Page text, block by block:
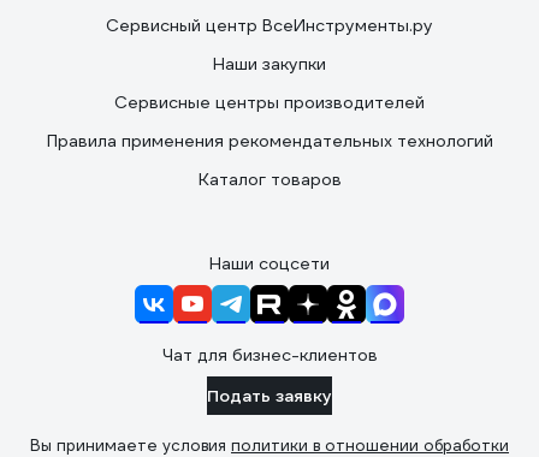
Сервисный центр ВсеИнструменты.ру
Наши закупки
Сервисные центры производителей
Правила применения рекомендательных технологий
Каталог товаров
Наши соцсети
Чат для бизнес-клиентов
Подать заявку
Вы принимаете условия политики в отношении обработки